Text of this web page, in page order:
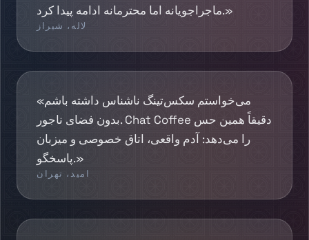
ماجراجویانه اما محترمانه ادامه پیدا کرد.»
لاله، شیراز
«می‌خواستم سکس‌تینگ ناشناس داشته باشم
بدون فضای ناجور. Chat Coffee دقیقاً همین حس
را می‌دهد: آدم واقعی، اتاق خصوصی و میزبان
پاسخگو.»
امید، تهران